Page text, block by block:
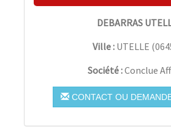
DEBARRAS
Ville : UTELLE (
Société :Conclue
CONTACT OU